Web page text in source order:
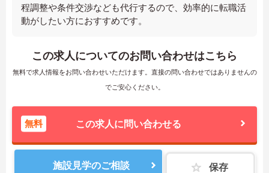
程調整や条件交渉なども代行するので、効率的に転職活
動がしたい方におすすめです。
この求人についてのお問い合わせはこちら
無料で求人情報をお問い合わせいただけます。直接の問い合わせではありませんの
でご安心ください。
無料 この求人に問い合わせる
施設見学のご相談 保存